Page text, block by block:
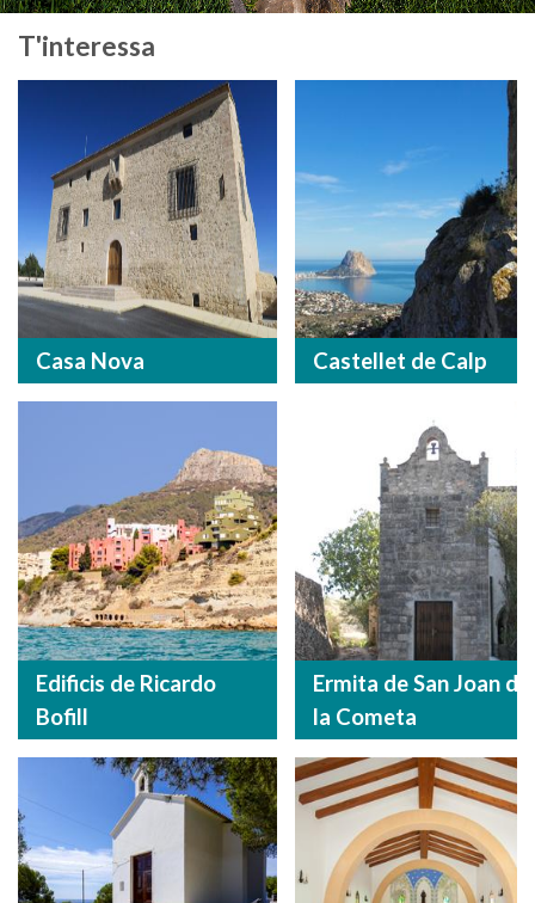
T'interessa
Casa Nova Castellet de Calp
Edificis de Ricardo
Bofill
Ermita de San Joan de
la Cometa